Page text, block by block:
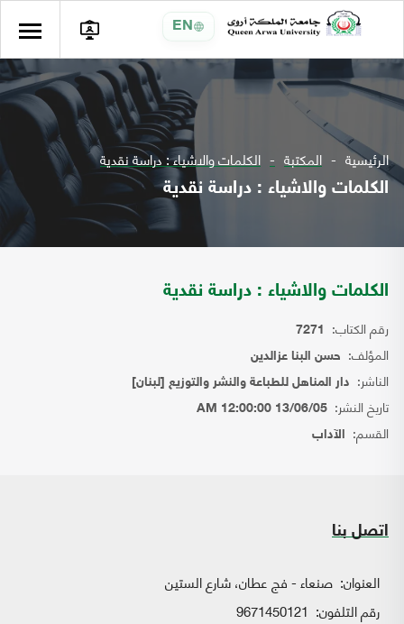
EN
الرئيسية المكتبة الكلمات والاشياء : دراسة نقدية
الكلمات والاشياء : دراسة نقدية
الكلمات والاشياء : دراسة نقدية
رقم الكتاب: 7271
المؤلف: حسن البنا عزالدين
الناشر: دار المناهل للطباعة والنشر والتوزيع [لبنان]
تاريخ النشر: 13/06/05 12:00:00 AM
القسم: الآداب
اتصل بنا
العنوان: صنعاء - فج عطان، شارع الستين
رقم التلفون: 9671450121